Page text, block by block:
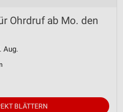
Ohrdruf ab Mo. den
Aug.
BLÄTTERN